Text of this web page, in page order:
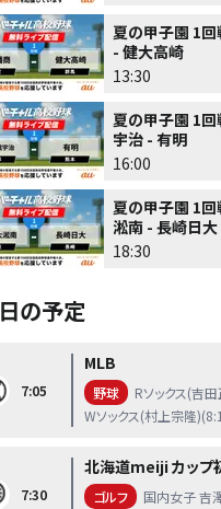
夏の甲子園 1
- 健大高崎
13:30
夏の甲子園 1
宇治 - 有明
16:00
夏の甲子園 1
淞南 - 長崎日大
18:30
の予定
7:05
MLB
野球
Rソックス(吉
Wソックス(村上宗隆
7:30
北海道meiji カップ
ゴルフ
国内女子 吉